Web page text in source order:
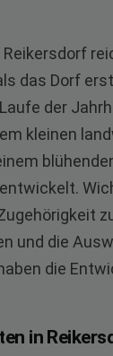
das Dorf
der
kleinen
und die
die
in